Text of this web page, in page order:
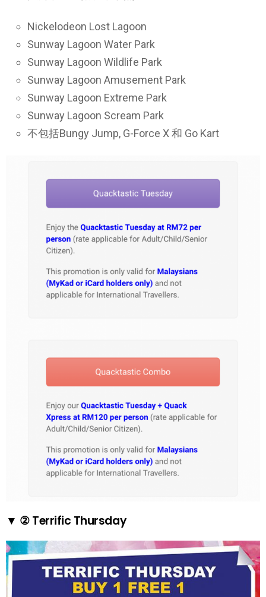
Nickelodeon Lost Lagoon
Sunway Lagoon Water Park
Sunway Lagoon Wildlife Park
Sunway Lagoon Amusement Park
Sunway Lagoon Extreme Park
Sunway Lagoon Scream Park
不包括Bungy Jump, G-Force X 和 Go Kart
▼ ② Terrific Thursday